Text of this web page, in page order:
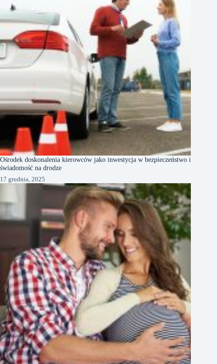
Ośrodek doskonalenia kierowców jako inwestycja w bezpieczeństwo i
świadomość na drodze
17 grudnia, 2025